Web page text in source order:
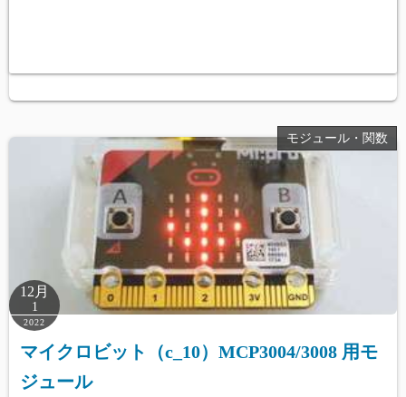
モジュール・関数
12月
1
2022
マイクロビット（c_10）MCP3004/3008 用モ
ジュール